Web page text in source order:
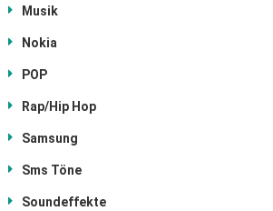
Musik
Nokia
POP
Rap/Hip Hop
Samsung
Sms Töne
Soundeffekte